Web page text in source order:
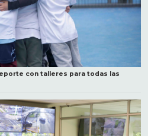
con talleres para todas las